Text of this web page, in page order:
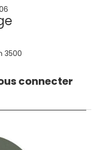
3500
connecter